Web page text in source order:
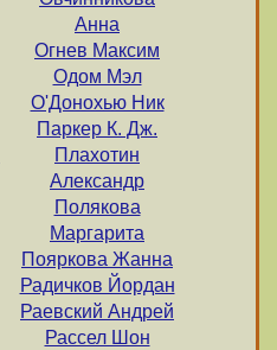
Анна
Огнев Максим
Одом Мэл
О'Донохью Ник
Паркер К. Дж.
Плахотин
Александр
Полякова
Маргарита
Пояркова Жанна
Радичков Йордан
Раевский Андрей
Рассел Шон